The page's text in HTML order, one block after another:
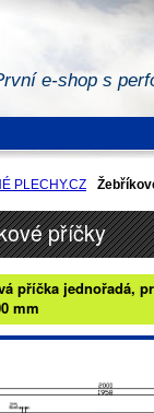
e-shop s
PLECHY.CZ
příčky
příčka jednořadá,
mm